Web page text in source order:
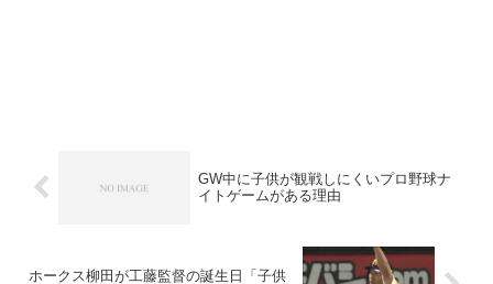
GW中に子供が観戦しにくいプロ野球ナ
イトゲームがある理由
ホークス柳田が工藤監督の誕生日「子供